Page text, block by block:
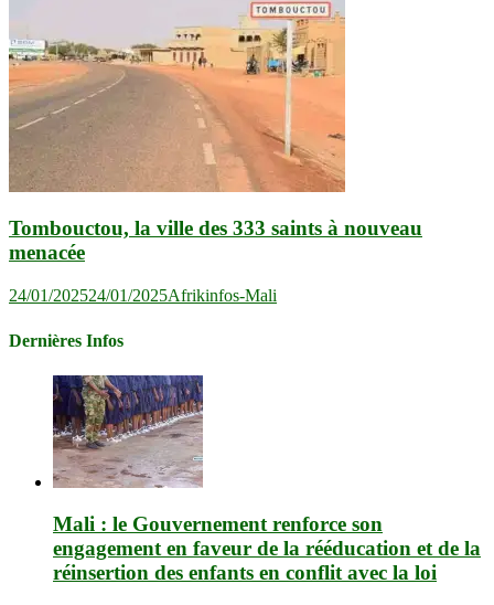
Tombouctou, la ville des 333 saints à nouveau
menacée
24/01/202524/01/2025Afrikinfos-Mali
Dernières Infos
Mali : le Gouvernement renforce son
engagement en faveur de la rééducation et de la
réinsertion des enfants en conflit avec la loi